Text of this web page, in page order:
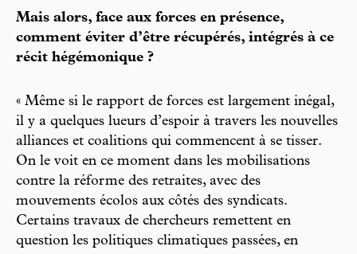
Mais alors, face aux forces en présence,
comment éviter d’être récupérés, intégrés à ce
récit hégémonique ?
« Même si le rapport de forces est largement inégal,
il y a quelques lueurs d’espoir à travers les nouvelles
alliances et coalitions qui commencent à se tisser.
On le voit en ce moment dans les mobilisations
contre la réforme des retraites, avec des
mouvements écolos aux côtés des syndicats.
Certains travaux de chercheurs remettent en
question les politiques climatiques passées, en